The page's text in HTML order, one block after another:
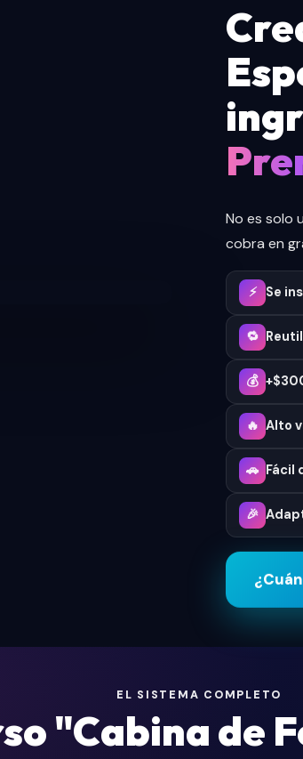
No es solo
cobra en
⚡ Se
🔁
💰
🔥 Alto
🚗 Fácil
🎉
EL SISTEMA COMPLETO
"Cabina de